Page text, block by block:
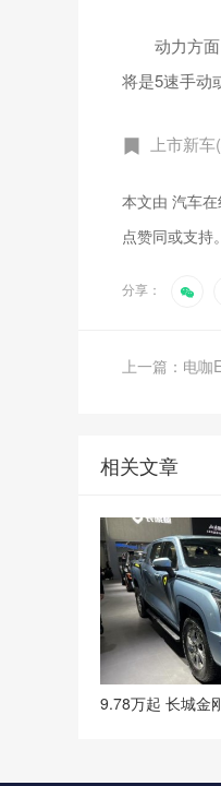
动力方面
将是5速手动
上市新车
本文由 汽车在
点赞同或支持
分享：
上一篇：电
相关文章
9.78万起 长城金